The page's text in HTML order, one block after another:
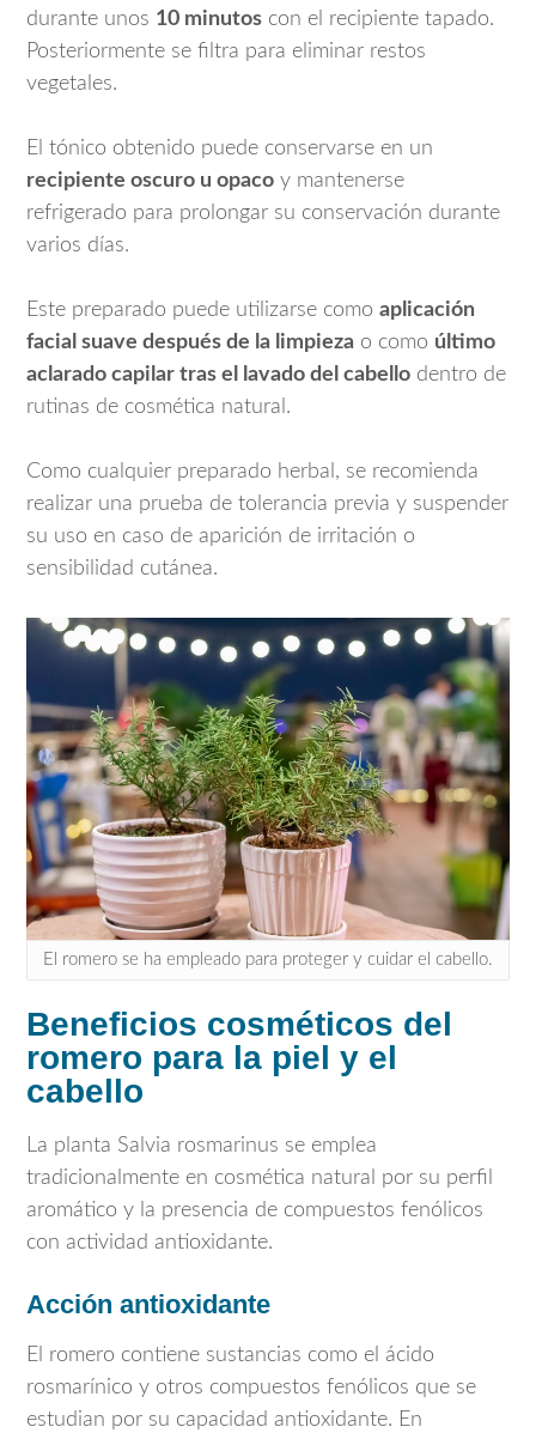
durante unos 10 minutos con el recipiente tapado.
Posteriormente se filtra para eliminar restos
vegetales.
El tónico obtenido puede conservarse en un
recipiente oscuro u opaco y mantenerse
refrigerado para prolongar su conservación durante
varios días.
Este preparado puede utilizarse como aplicación
facial suave después de la limpieza o como último
aclarado capilar tras el lavado del cabello dentro de
rutinas de cosmética natural.
Como cualquier preparado herbal, se recomienda
realizar una prueba de tolerancia previa y suspender
su uso en caso de aparición de irritación o
sensibilidad cutánea.
El romero se ha empleado para proteger y cuidar el cabello.
Beneficios cosméticos del
romero para la piel y el
cabello
La planta Salvia rosmarinus se emplea
tradicionalmente en cosmética natural por su perfil
aromático y la presencia de compuestos fenólicos
con actividad antioxidante.
Acción antioxidante
El romero contiene sustancias como el ácido
rosmarínico y otros compuestos fenólicos que se
estudian por su capacidad antioxidante. En